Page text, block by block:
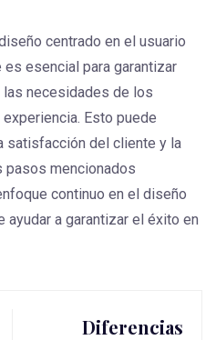
centrado en el usuario
esencial para garantizar
necesidades de los
Esto puede
satisfacción del cliente y la
pasos mencionados
continuo en el diseño
ayudar a garantizar el éxito en
Diferencias